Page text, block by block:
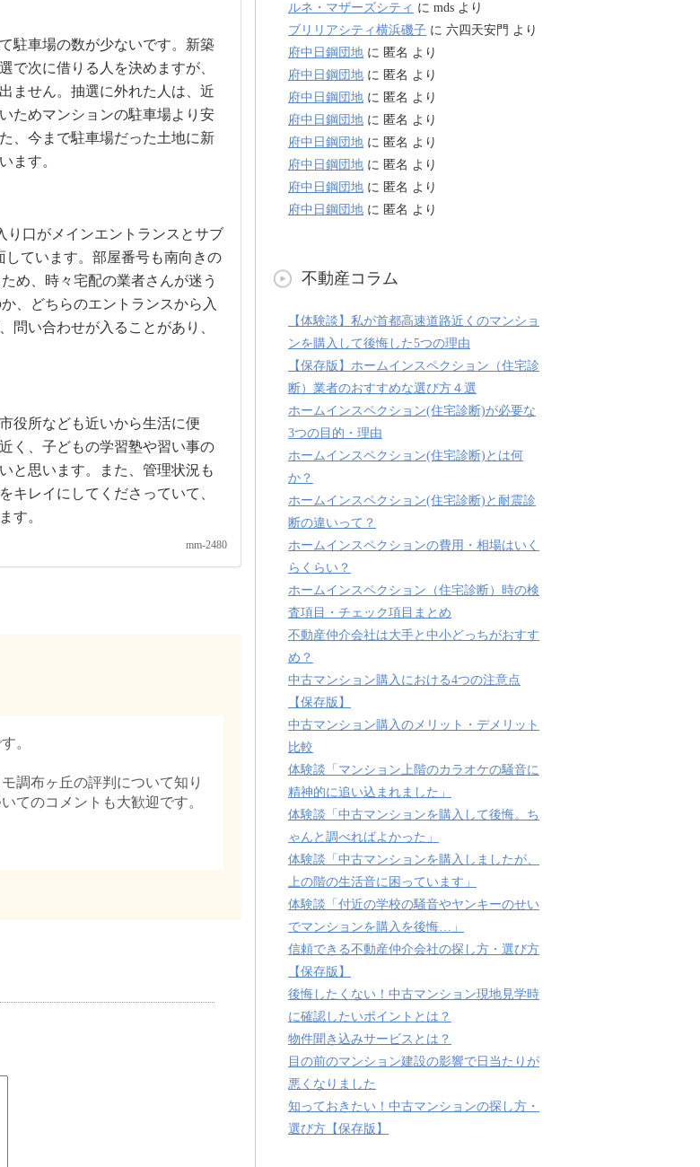
駐車場の数が少ないです。新築
で次に借りる人を決めますが、
ません。抽選に外れた人は、近
ためマンションの駐車場より安
、今まで駐車場だった土地に新
ます。
り口がメインエントランスとサブ
ています。部屋番号も南向きの
め、時々宅配の業者さんが迷う
、どちらのエントランスから入
問い合わせが入ることがあり、
役所なども近いから生活に便
く、子どもの学習塾や習い事の
と思います。また、管理状況も
キレイにしてくださっていて、
す。
mm-2480
。
調布ヶ丘の評判について知り
てのコメントも大歓迎です。
ルネ・マザーズシティ に mds より
ブリリアシティ横浜磯子 に 六四天安門 より
府中日鋼団地 に 匿名 より
府中日鋼団地 に 匿名 より
府中日鋼団地 に 匿名 より
府中日鋼団地 に 匿名 より
府中日鋼団地 に 匿名 より
府中日鋼団地 に 匿名 より
府中日鋼団地 に 匿名 より
府中日鋼団地 に 匿名 より
不動産コラム
【体験談】私が首都高速道路近くのマンショ
ンを購入して後悔した5つの理由
【保存版】ホームインスペクション（住宅診
断）業者のおすすめな選び方４選
ホームインスペクション(住宅診断)が必要な
3つの目的・理由
ホームインスペクション(住宅診断)とは何
か？
ホームインスペクション(住宅診断)と耐震診
断の違いって？
ホームインスペクションの費用・相場はいく
らくらい？
ホームインスペクション（住宅診断）時の検
査項目・チェック項目まとめ
不動産仲介会社は大手と中小どっちがおすす
め？
中古マンション購入における4つの注意点
【保存版】
中古マンション購入のメリット・デメリット
比較
体験談「マンション上階のカラオケの騒音に
精神的に追い込まれました」
体験談「中古マンションを購入して後悔。ち
ゃんと調べればよかった」
体験談「中古マンションを購入しましたが、
上の階の生活音に困っています」
体験談「付近の学校の騒音やヤンキーのせい
でマンションを購入を後悔…」
信頼できる不動産仲介会社の探し方・選び方
【保存版】
後悔したくない！中古マンション現地見学時
に確認したいポイントとは？
物件聞き込みサービスとは？
目の前のマンション建設の影響で日当たりが
悪くなりました
知っておきたい！中古マンションの探し方・
選び方【保存版】